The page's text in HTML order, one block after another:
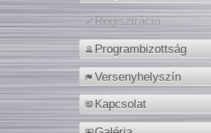
Regisztráció
Programbizottság
Versenyhelyszín
Kapcsolat